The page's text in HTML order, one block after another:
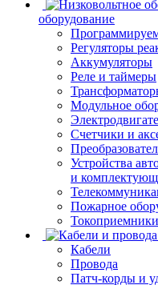
оборудование
Регуляторы
Аккумуляторы
Реле и таймеры
Модульное
Счетчики и
Устройства
и
Пожарное
Токоприемники
Кабели
Провода
Патч-корды и